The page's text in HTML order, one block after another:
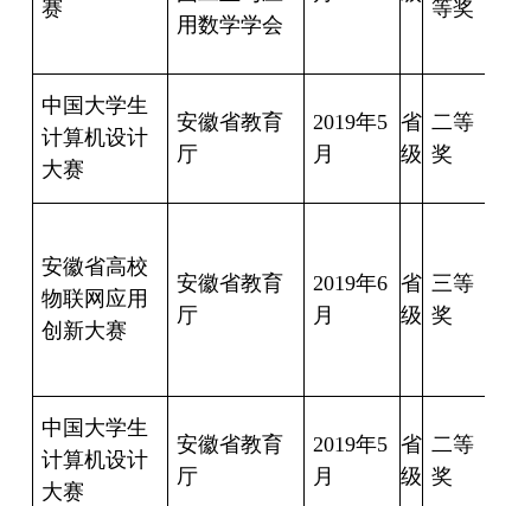
赛
用数学学会
等奖
中国大学生
计算机设计
大赛
安徽省教育
厅
2019年5
月
省
级
二等
奖
安徽省高校
物联网应用
创新大赛
安徽省教育
厅
2019年6
月
省
级
三等
奖
中国大学生
计算机设计
大赛
安徽省教育
厅
2019年5
月
省
级
二等
奖